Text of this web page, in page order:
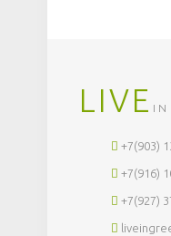
LIVE IN
+7(903)
+7(916)
+7(927)